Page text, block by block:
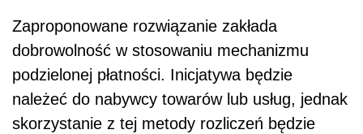
Zaproponowane rozwiązanie zakłada
dobrowolność w stosowaniu mechanizmu
podzielonej płatności. Inicjatywa będzie
należeć do nabywcy towarów lub usług, jednak
skorzystanie z tej metody rozliczeń będzie